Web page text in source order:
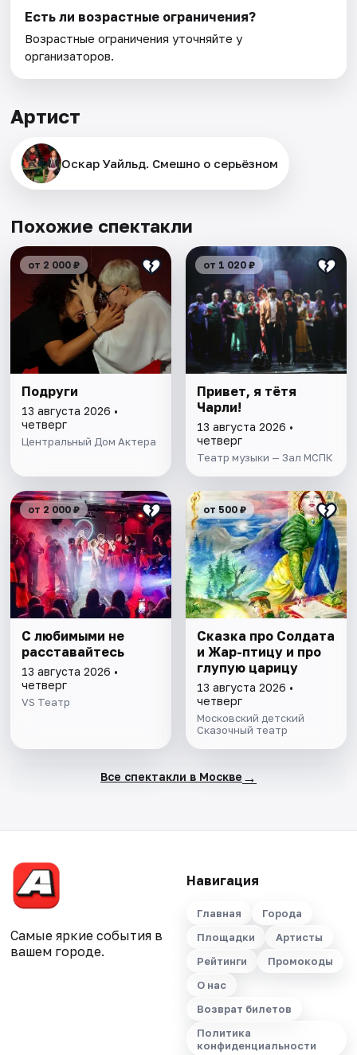
Есть ли возрастные ограничения?
Возрастные ограничения уточняйте у
организаторов.
Артист
Оскар Уайльд. Смешно о серьёзном
Похожие спектакли
от 2 000 ₽
Подруги
13 августа 2026 •
четверг
Центральный Дом Актера
от 1 020 ₽
Привет, я тётя
Чарли!
13 августа 2026 •
четверг
Театр музыки — Зал МСПК
от 2 000 ₽
С любимыми не
расставайтесь
13 августа 2026 •
четверг
VS Театр
от 500 ₽
Сказка про Солдата
и Жар-птицу и про
глупую царицу
13 августа 2026 •
четверг
Московский детский
Сказочный театр
Все спектакли в Москве →
Самые яркие события в
вашем городе.
Навигация
Главная
Города
Площадки
Артисты
Рейтинги
Промокоды
О нас
Возврат билетов
Политика
конфиденциальности